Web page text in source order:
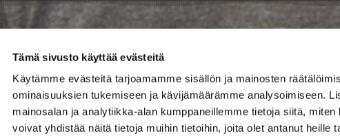
Tämä sivusto käyttää evästeitä
Käytämme evästeitä tarjoamamme sisällön ja mainosten
ominaisuuksien tukemiseen ja kävijämäärämme analysoimiseen.
mainosalan ja analytiikka-alan kumppaneillemme tietoja siitä,
voivat yhdistää näitä tietoja muihin tietoihin, joita olet antanut heille